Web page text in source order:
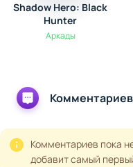
Shadow Hero: Black
Hunter
Аркады
Комментариев пока
добавит самый